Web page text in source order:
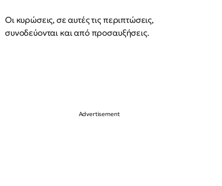
Οι κυρώσεις, σε αυτές τις περιπτώσεις,
συνοδεύονται και από προσαυξήσεις.